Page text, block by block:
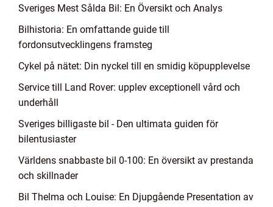
Sveriges Mest Sålda Bil: En Översikt och Analys
Bilhistoria: En omfattande guide till
fordonsutvecklingens framsteg
Cykel på nätet: Din nyckel till en smidig köpupplevelse
Service till Land Rover: upplev exceptionell vård och
underhåll
Sveriges billigaste bil - Den ultimata guiden för
bilentusiaster
Världens snabbaste bil 0-100: En översikt av prestanda
och skillnader
Bil Thelma och Louise: En Djupgående Presentation av